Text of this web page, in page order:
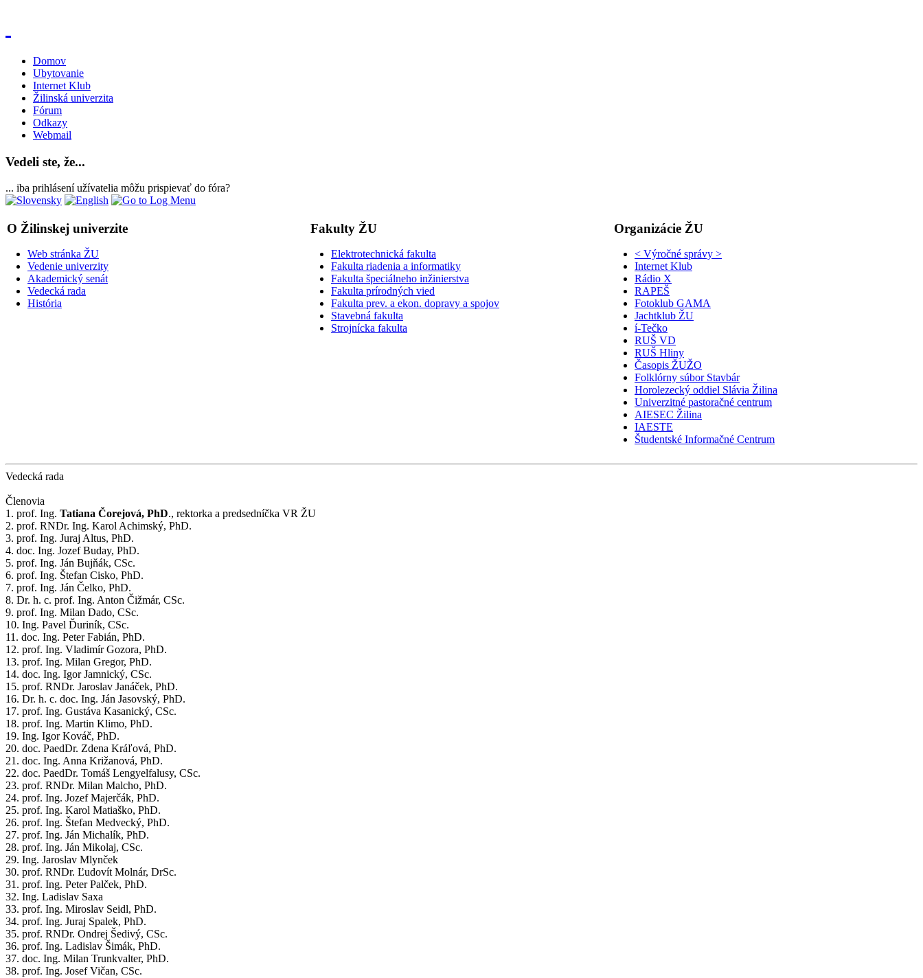
Domov
Ubytovanie
Internet Klub
Žilinská univerzita
Fórum
Odkazy
Webmail
Vedeli ste, že...
... iba prihlásení užívatelia môžu prispievať do fóra?
O Žilinskej univerzite Fakulty ŽU Organizácie ŽU
Web stránka ŽU
Vedenie univerzity
Akademický senát
Vedecká rada
História
Elektrotechnická fakulta
Fakulta riadenia a informatiky
Fakulta špeciálneho inžinierstva
Fakulta prírodných vied
Fakulta prev. a ekon. dopravy a spojov
Stavebná fakulta
Strojnícka fakulta
< Výročné správy >
Internet Klub
Rádio X
RAPEŠ
Fotoklub GAMA
Jachtklub ŽU
í-Tečko
RUŠ VD
RUŠ Hliny
Časopis ŽUŽO
Folklórny súbor Stavbár
Horolezecký oddiel Slávia Žilina
Univerzitné pastoračné centrum
AIESEC Žilina
IAESTE
Študentské Informačné Centrum
Vedecká rada
Členovia
1. prof. Ing. Tatiana Čorejová, PhD., rektorka a predsedníčka VR ŽU
2. prof. RNDr. Ing. Karol Achimský, PhD.
3. prof. Ing. Juraj Altus, PhD.
4. doc. Ing. Jozef Buday, PhD.
5. prof. Ing. Ján Bujňák, CSc.
6. prof. Ing. Štefan Cisko, PhD.
7. prof. Ing. Ján Čelko, PhD.
8. Dr. h. c. prof. Ing. Anton Čižmár, CSc.
9. prof. Ing. Milan Dado, CSc.
10. Ing. Pavel Ďuriník, CSc.
11. doc. Ing. Peter Fabián, PhD.
12. prof. Ing. Vladimír Gozora, PhD.
13. prof. Ing. Milan Gregor, PhD.
14. doc. Ing. Igor Jamnický, CSc.
15. prof. RNDr. Jaroslav Janáček, PhD.
16. Dr. h. c. doc. Ing. Ján Jasovský, PhD.
17. prof. Ing. Gustáva Kasanický, CSc.
18. prof. Ing. Martin Klimo, PhD.
19. Ing. Igor Kováč, PhD.
20. doc. PaedDr. Zdena Kráľová, PhD.
21. doc. Ing. Anna Križanová, PhD.
22. doc. PaedDr. Tomáš Lengyelfalusy, CSc.
23. prof. RNDr. Milan Malcho, PhD.
24. prof. Ing. Jozef Majerčák, PhD.
25. prof. Ing. Karol Matiaško, PhD.
26. prof. Ing. Štefan Medvecký, PhD.
27. prof. Ing. Ján Michalík, PhD.
28. prof. Ing. Ján Mikolaj, CSc.
29. Ing. Jaroslav Mlynček
30. prof. RNDr. Ľudovít Molnár, DrSc.
31. prof. Ing. Peter Palček, PhD.
32. Ing. Ladislav Saxa
33. prof. Ing. Miroslav Seidl, PhD.
34. prof. Ing. Juraj Spalek, PhD.
35. prof. RNDr. Ondrej Šedivý, CSc.
36. prof. Ing. Ladislav Šimák, PhD.
37. doc. Ing. Milan Trunkvalter, PhD.
38. prof. Ing. Josef Vičan, CSc.